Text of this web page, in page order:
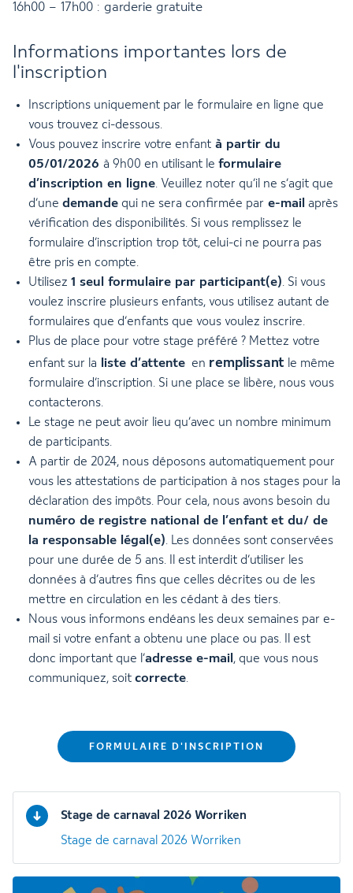
16h00 – 17h00 : garderie gratuite
Informations importantes lors de
l'inscription
Inscriptions uniquement par le formulaire en ligne que
vous trouvez ci-dessous.
Vous pouvez inscrire votre enfant à partir du
05/01/2026 à 9h00 en utilisant le formulaire
d’inscription en ligne. Veuillez noter qu’il ne s’agit que
d’une demande qui ne sera confirmée par e-mail après
vérification des disponibilités. Si vous remplissez le
formulaire d’inscription trop tôt, celui-ci ne pourra pas
être pris en compte.
Utilisez 1 seul formulaire par participant(e). Si vous
voulez inscrire plusieurs enfants, vous utilisez autant de
formulaires que d’enfants que vous voulez inscrire.
Plus de place pour votre stage préféré ? Mettez votre
enfant sur la liste d’attente en remplissant le même
formulaire d’inscription. Si une place se libère, nous vous
contacterons.
Le stage ne peut avoir lieu qu’avec un nombre minimum
de participants.
A partir de 2024, nous déposons automatiquement pour
vous les attestations de participation à nos stages pour la
déclaration des impôts. Pour cela, nous avons besoin du
numéro de registre national de l’enfant et du/ de
la responsable légal(e). Les données sont conservées
pour une durée de 5 ans. Il est interdit d’utiliser les
données à d’autres fins que celles décrites ou de les
mettre en circulation en les cédant à des tiers.
Nous vous informons endéans les deux semaines par e-
mail si votre enfant a obtenu une place ou pas. Il est
donc important que l’adresse e-mail , que vous nous
communiquez, soit correcte.
FORMULAIRE D'INSCRIPTION
Stage de carnaval 2026 Worriken
Stage de carnaval 2026 Worriken